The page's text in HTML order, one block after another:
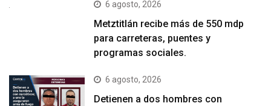
6 agosto, 2026
Metztitlán recibe más de 550 mdp
para carreteras, puentes y
programas sociales.
6 agosto, 2026
Detienen a dos hombres con